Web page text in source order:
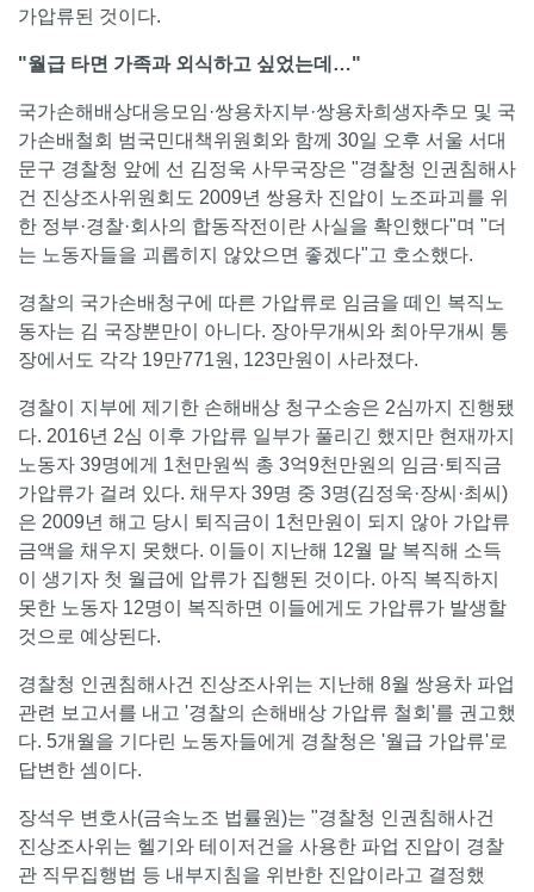
가압류된 것이다.
"월급 타면 가족과 외식하고 싶었는데…"
국가손해배상대응모임·쌍용차지부·쌍용차희생자추모 및 국
가손배철회 범국민대책위원회와 함께 30일 오후 서울 서대
문구 경찰청 앞에 선 김정욱 사무국장은 "경찰청 인권침해사
건 진상조사위원회도 2009년 쌍용차 진압이 노조파괴를 위
한 정부·경찰·회사의 합동작전이란 사실을 확인했다"며 "더
는 노동자들을 괴롭히지 않았으면 좋겠다"고 호소했다.
경찰의 국가손배청구에 따른 가압류로 임금을 떼인 복직노
동자는 김 국장뿐만이 아니다. 장아무개씨와 최아무개씨 통
장에서도 각각 19만771원, 123만원이 사라졌다.
경찰이 지부에 제기한 손해배상 청구소송은 2심까지 진행됐
다. 2016년 2심 이후 가압류 일부가 풀리긴 했지만 현재까지
노동자 39명에게 1천만원씩 총 3억9천만원의 임금·퇴직금
가압류가 걸려 있다. 채무자 39명 중 3명(김정욱·장씨·최씨)
은 2009년 해고 당시 퇴직금이 1천만원이 되지 않아 가압류
금액을 채우지 못했다. 이들이 지난해 12월 말 복직해 소득
이 생기자 첫 월급에 압류가 집행된 것이다. 아직 복직하지
못한 노동자 12명이 복직하면 이들에게도 가압류가 발생할
것으로 예상된다.
경찰청 인권침해사건 진상조사위는 지난해 8월 쌍용차 파업
관련 보고서를 내고 '경찰의 손해배상 가압류 철회'를 권고했
다. 5개월을 기다린 노동자들에게 경찰청은 '월급 가압류'로
답변한 셈이다.
장석우 변호사(금속노조 법률원)는 "경찰청 인권침해사건
진상조사위는 헬기와 테이저건을 사용한 파업 진압이 경찰
관 직무집행법 등 내부지침을 위반한 진압이라고 결정했